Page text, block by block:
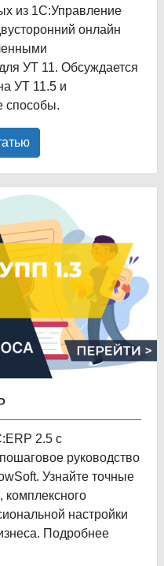
из 1С:Управление
онлайн
УТ 11. Обсуждается
УТ 11.5 и
способы.
2.5 с
руководство
Узнайте точные
комплексного
настройки
Подробнее